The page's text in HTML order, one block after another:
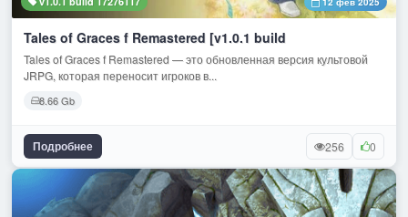
Tales of Graces f Remastered [v1.0.1 build
Tales of Graces f Remastered — это обновленная версия культовой
JRPG, которая переносит игроков в...
8.66 Gb
Подробнее 256 0